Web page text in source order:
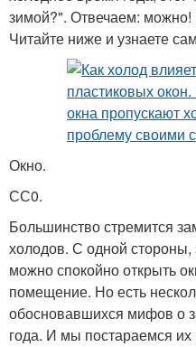
зимой?". Отвечаем:
Читайте ниже и узнаете
Окно.
СС0.
Большинство стремится
холодов. С одной стороны,
можно спокойно открыть
помещение. Но есть
обосновавшихся мифов о
года. И мы постараемся их